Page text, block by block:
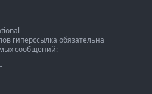
гиперссылка обязательна
сообщений: